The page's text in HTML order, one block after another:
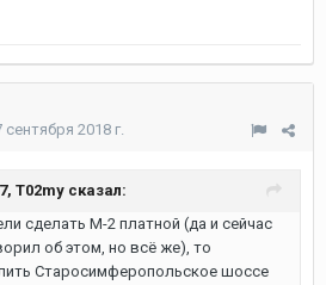
сентября 2018 г.
T02my сказал:
сделать М-2 платной (да и сейчас
об этом, но всё же), то
Старосимферопольское шоссе